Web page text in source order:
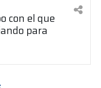
con el que
para